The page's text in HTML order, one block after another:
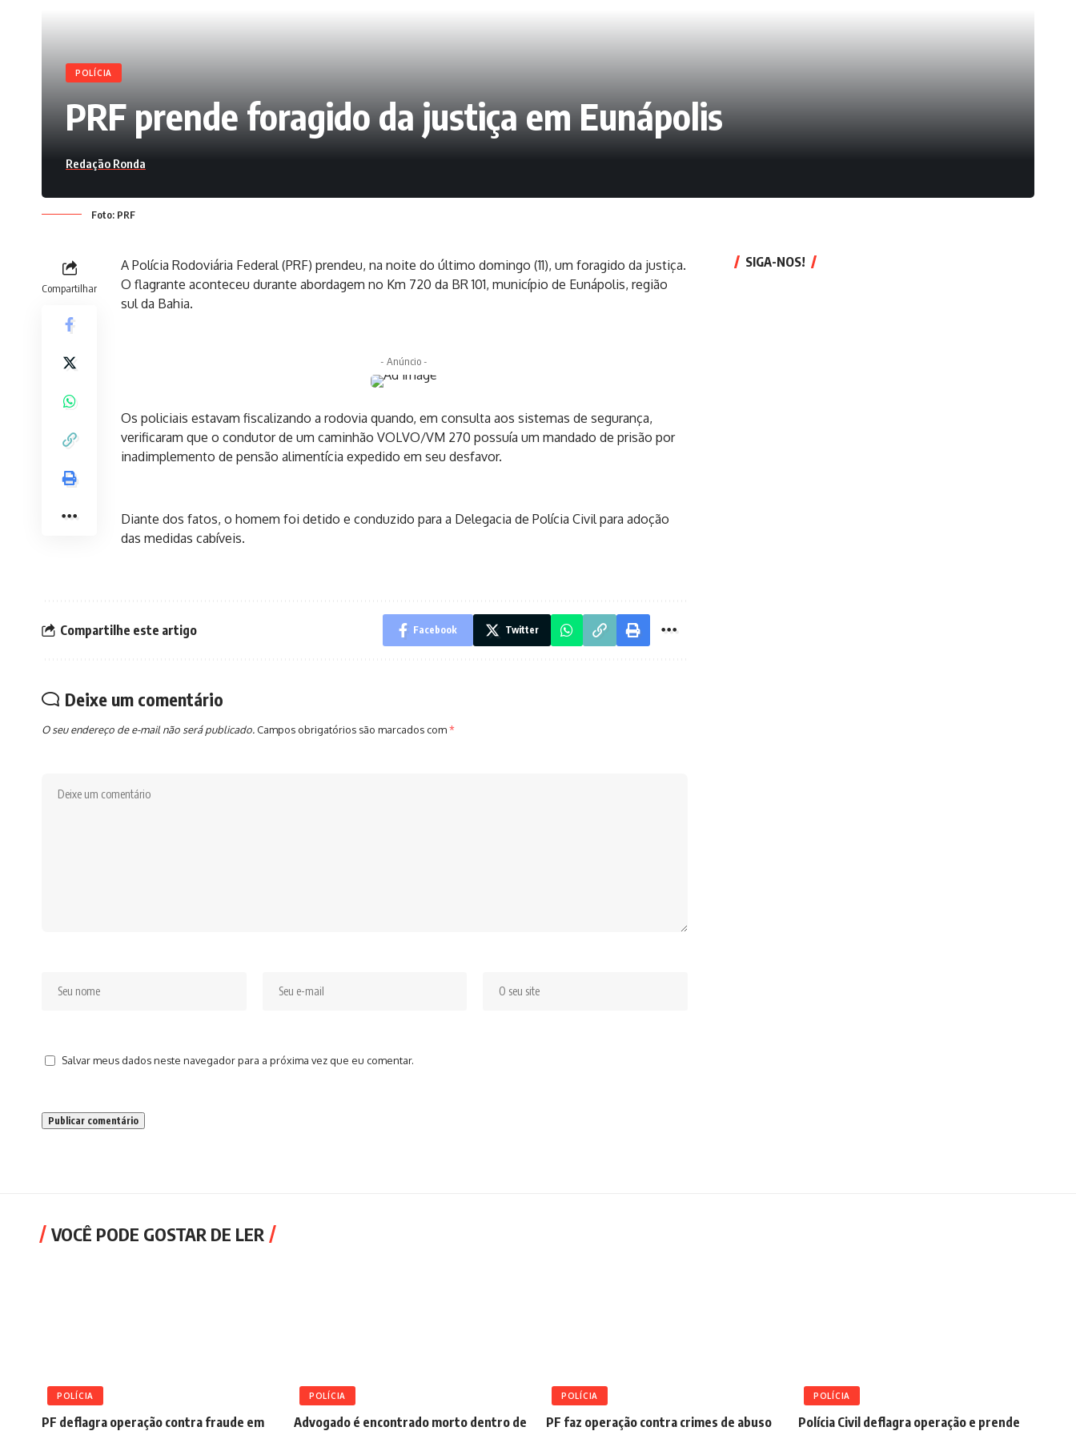
POLÍCIA
PRF prende foragido da justiça em Eunápolis
Redação Ronda
Foto: PRF
Compartilhar
A Polícia Rodoviária Federal (PRF) prendeu, na noite do último domingo (11), um foragido da justiça.
O flagrante aconteceu durante abordagem no Km 720 da BR 101, município de Eunápolis, região
sul da Bahia.
- Anúncio -
Os policiais estavam fiscalizando a rodovia quando, em consulta aos sistemas de segurança,
verificaram que o condutor de um caminhão VOLVO/VM 270 possuía um mandado de prisão por
inadimplemento de pensão alimentícia expedido em seu desfavor.
Diante dos fatos, o homem foi detido e conduzido para a Delegacia de Polícia Civil para adoção
das medidas cabíveis.
Compartilhe este artigo Facebook Twitter
Deixe um comentário
O seu endereço de e-mail não será publicado. Campos obrigatórios são marcados com*
Salvar meus dados neste navegador para a próxima vez que eu comentar.
SIGA-NOS!
VOCÊ PODE GOSTAR DE LER
POLÍCIA
PF deflagra operação contra fraude em
POLÍCIA
Advogado é encontrado morto dentro de
POLÍCIA
PF faz operação contra crimes de abuso
POLÍCIA
Polícia Civil deflagra operação e prende